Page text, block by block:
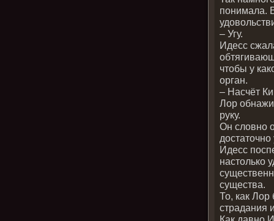
понимала.
– Угу.
Идесс
чтобы у
орган.
– Насчёт
Лор
руку.
Он словно
Идесс
настолько
существа.
То, как Лор
страдания